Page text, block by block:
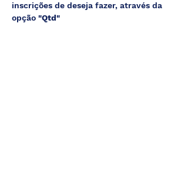
inscrições de deseja fazer, através da
opção "Qtd"